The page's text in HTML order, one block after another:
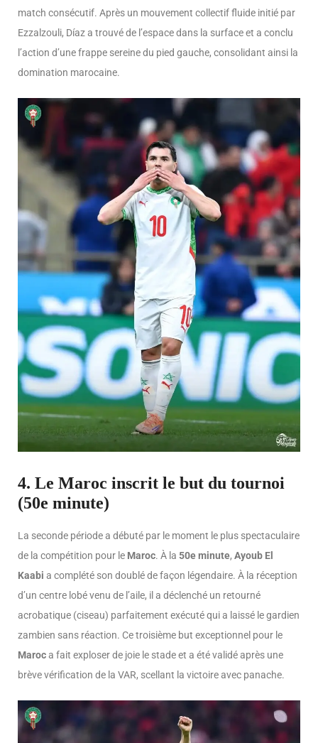
match consécutif. Après un mouvement collectif fluide initié par
Ezzalzouli, Díaz a trouvé de l’espace dans la surface et a conclu
l’action d’une frappe sereine du pied gauche, consolidant ainsi la
domination marocaine.
4. Le Maroc inscrit le but du tournoi
(50e minute)
La seconde période a débuté par le moment le plus spectaculaire
de la compétition pour le Maroc. À la 50e minute, Ayoub El
Kaabi a complété son doublé de façon légendaire. À la réception
d’un centre lobé venu de l’aile, il a déclenché un retourné
acrobatique (ciseau) parfaitement exécuté qui a laissé le gardien
zambien sans réaction. Ce troisième but exceptionnel pour le
Maroca fait exploser de joie le stade et a été validé après une
brève vérification de la VAR, scellant la victoire avec panache.